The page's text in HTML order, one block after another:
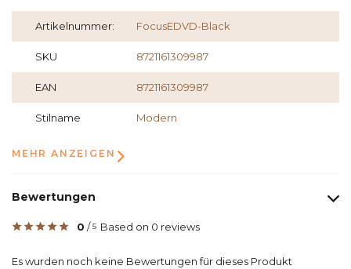
Artikelnummer: FocusEDVD-Black
SKU 8721161309987
EAN 8721161309987
Stilname Modern
MEHR ANZEIGEN
Bewertungen
0 /5 Based on 0 reviews
Es wurden noch keine Bewertungen für dieses Produkt